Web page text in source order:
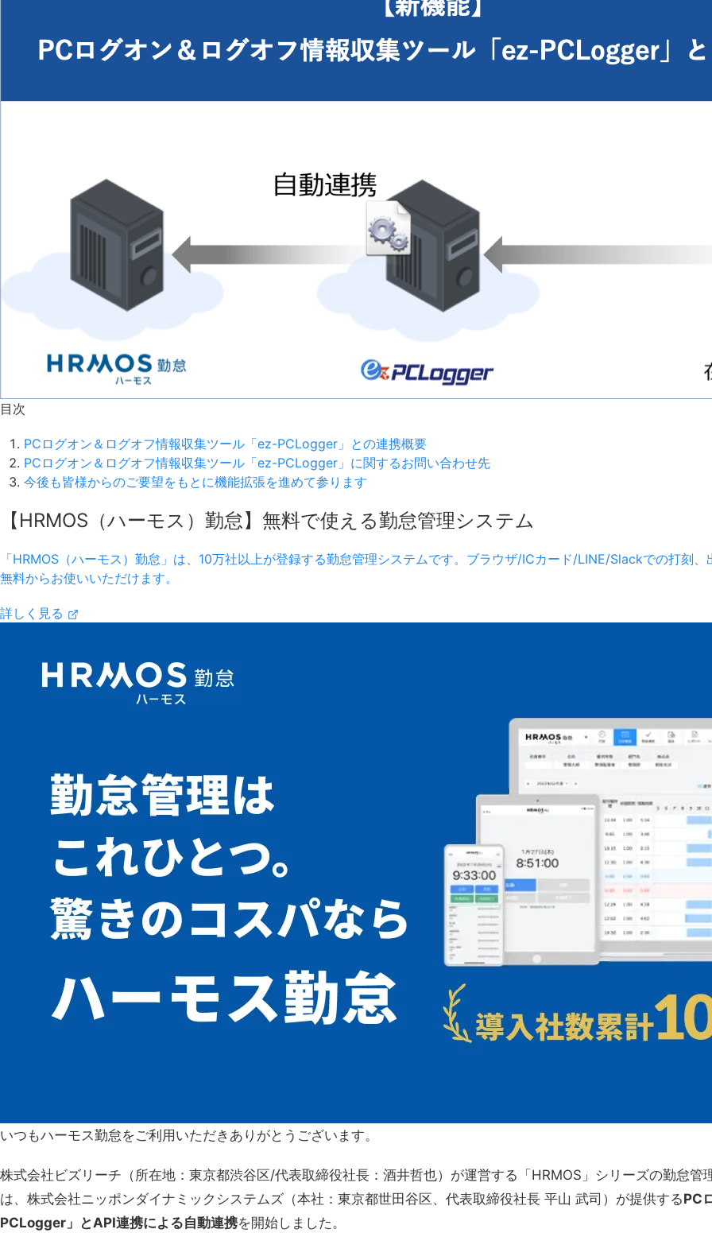
目次
PCログオン＆ログオフ情報収集ツール「ez-PCLogger」との連携概要
PCログオン＆ログオフ情報収集ツール「ez-PCLogger」に関するお問い合わせ先
今後も皆様からのご要望をもとに機能拡張を進めて参ります
【HRMOS（ハーモス）勤怠】無料で使える勤怠管理システム
「HRMOS（ハーモス）勤怠」は、10万社以上が登録する勤怠管理システムです。ブラウザ/ICカード/LINE/Slackでの打刻
無料からお使いいただけます。
詳しく見る
いつもハーモス勤怠をご利用いただきありがとうございます。
株式会社ビズリーチ（所在地：東京都渋谷区/代表取締役社長：酒井哲也）が運営する「HRMOS」シリーズの勤怠管
は、株式会社ニッポンダイナミックシステムズ（本社：東京都世田谷区、代表取締役社長 平山 武司）が提供するPC
PCLogger」とAPI連携による自動連携を開始しました。